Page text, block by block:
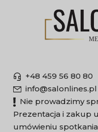
+48 459 56 80 80
info@salonlines.pl
Nie prowadzimy
Prezentacja i zakup
umówieniu